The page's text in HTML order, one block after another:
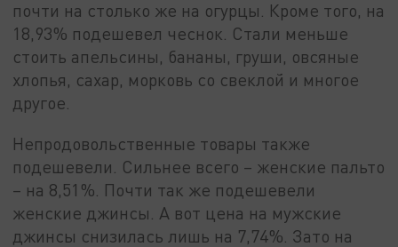
почти на столько же на огурцы. Кроме того, на
18,93% подешевел чеснок. Стали меньше
стоить апельсины, бананы, груши, овсяные
хлопья, сахар, морковь со свеклой и многое
другое.
Непродовольственные товары также
подешевели. Сильнее всего – женские пальто
– на 8,51%. Почти так же подешевели
женские джинсы. А вот цена на мужские
джинсы снизилась лишь на 7,74%. Зато на